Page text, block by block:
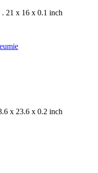
. 21 x 16 x 0.1 inch
x 23.6 x 0.2 inch